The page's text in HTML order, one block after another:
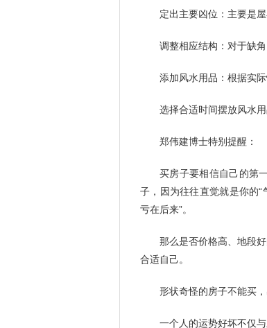
定出主要凶位：主要是屋
调整相应结构：对于缺
添加风水用品：根据实际
选择合适时间摆放风水
郑伟建博士特别提醒：
买房子要相信自己的第
子，因为往往直觉就是你的
亏在后来”。
那么是否价格高、地段
合适自己。
形状奇怪的房子不能买
一个人的运势好坏不仅